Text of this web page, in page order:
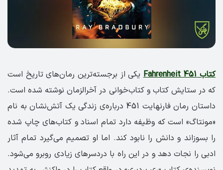
کتاب Fahrenheit 451
یکی از برجسته‌ترین رمان‌های تاریخ است
که در ستایش کتاب و کتاب‌‌خوانی در آخرالزمان نوشته شده است.
داستان رمان فارنهایت 451 درباره‌ی زندگی یک آتش‌نشان به نام
«مونتاگ» است که وظیفه دارد تمام اسناد و کتاب‌های چاپ شده
را بسوزاند و دانش را نابود کند. اما او تصمیم می‌گیرد تمام آثار
ادبی را نجات دهد و در این راه با دردسرهای زیادی روبرو می‌شود.